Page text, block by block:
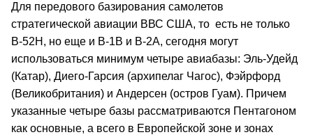
Для передового базирования самолетов
стратегической авиации ВВС США, то есть не только
В-52Н, но еще и В-1В и В-2А, сегодня могут
использоваться минимум четыре авиабазы: Эль-Удейд
(Катар), Диего-Гарсия (архипелаг Чагос), Фэйрфорд
(Великобритания) и Андерсен (остров Гуам). Причем
указанные четыре базы рассматриваются Пентагоном
как основные, а всего в Европейской зоне и зонах